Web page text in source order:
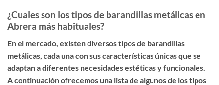
¿Cuales son los tipos de barandillas metálicas en
Abrera más habituales?
En el mercado, existen diversos tipos de barandillas
metálicas, cada una con sus características únicas que se
adaptan a diferentes necesidades estéticas y funcionales.
A continuación ofrecemos una lista de algunos de los tipos